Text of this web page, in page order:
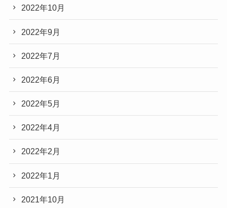
2022年10月
2022年9月
2022年7月
2022年6月
2022年5月
2022年4月
2022年2月
2022年1月
2021年10月